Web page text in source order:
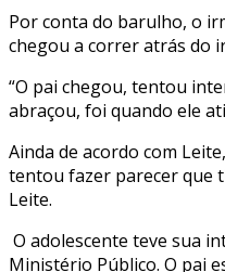
Por conta do barulho, o
chegou a correr atrás do
“O pai chegou, tentou
abraçou, foi quando ele
Ainda de acordo com
tentou fazer parecer que
Leite.
O adolescente teve sua
Ministério Público. O pai